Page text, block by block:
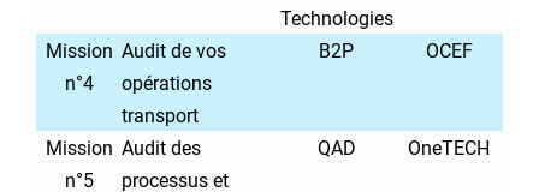
Technologies
Mission
n°4
Audit de vos
opérations
transport
B2P OCEF
Mission
n°5
Audit des
processus et
QAD OneTECH